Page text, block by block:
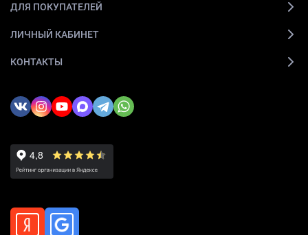
ДЛЯ ПОКУПАТЕЛЕЙ
ЛИЧНЫЙ КАБИНЕТ
КОНТАКТЫ